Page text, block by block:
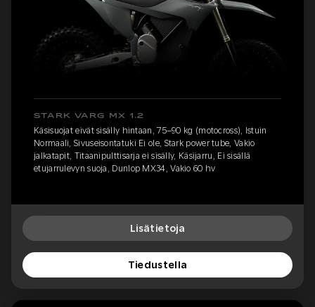
STARK VARG MX 1.2
Käsisuojat eivät sisälly hintaan, 75–90 kg (motocross), Istuin
Normaali, Sivuseisontatuki Ei ole, Stark power tube, Vakio
jalkatapit, Titaanipulttisarja ei sisälly, Käsijarru, Ei sisällä
etujarrulevyn suoja, Dunlop MX34, Vakio 60 hv
Lisätietoja
Tiedustella